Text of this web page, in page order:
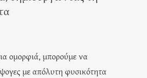
ομορφιά, μπορούμε να
με απόλυτη φυσικότητα